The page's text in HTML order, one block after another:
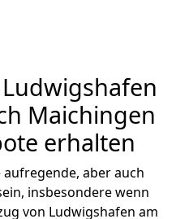
Maichingen
erhalten
aber auch
insbesondere wenn
von Ludwigshafen am